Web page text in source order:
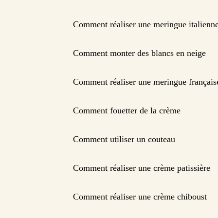
Comment réaliser une meringue
Comment monter des blancs en neige
Comment réaliser une meringue
Comment fouetter de la crème
Comment utiliser un couteau
Comment réaliser une crème patissière
Comment réaliser une crème chiboust